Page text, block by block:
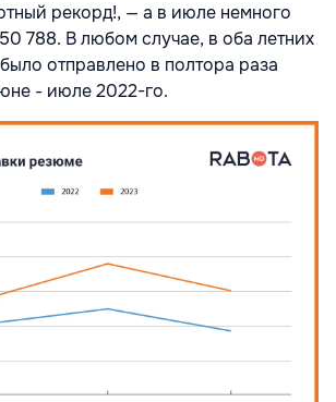
рекорд!, — а в июле немного
788. В любом случае, в оба летних
отправлено в полтора раза
- июле 2022-го.